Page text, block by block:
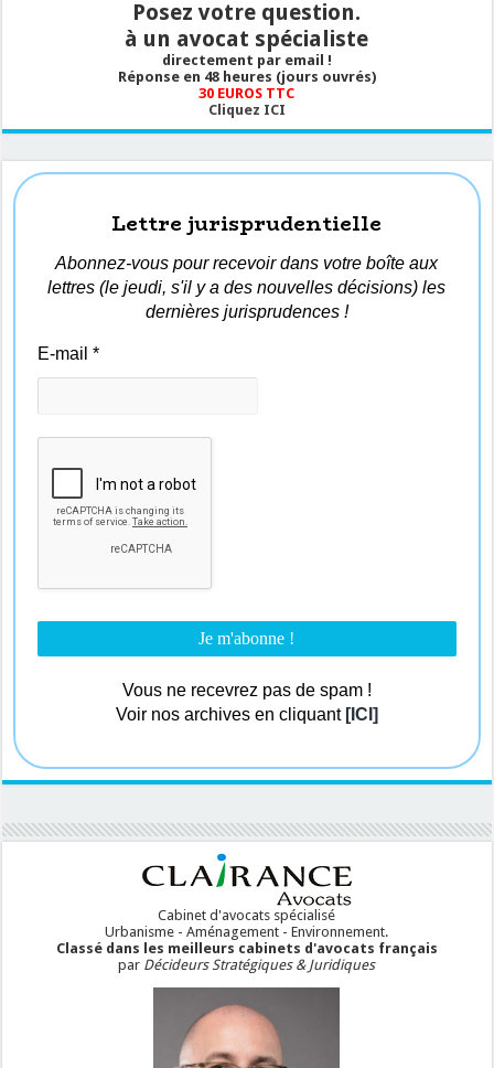
Posez votre question.
à un avocat spécialiste
directement par email !
Réponse en 48 heures (jours ouvrés)
30 EUROS TTC
Cliquez ICI
Lettre jurisprudentielle
Abonnez-vous pour recevoir dans votre boîte aux
lettres (le jeudi, s'il y a des nouvelles décisions) les
dernières jurisprudences !
E-mail*
Vous ne recevrez pas de spam !
Voir nos archives en cliquant [ICI]
Cabinet d'avocats spécialisé
Urbanisme - Aménagement - Environnement.
Classé dans les meilleurs cabinets d'avocats français
par Décideurs Stratégiques & Juridiques